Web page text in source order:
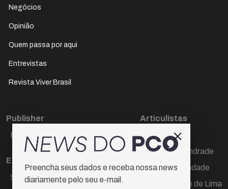
Negócios
Opinião
Quem passa por aqui
Entrevistas
Revista Viver Brasil
Publisher
Paulo Cesar de Oliveira
Editora Chefe
Sueli Cotta
Articulistas
Décio Freire
Dr Marcos Andrade
Hamilton Trindade
Igor Carvalho de Lima
Preencha seus dados e receba nossa news
diariamente pelo seu e-mail.